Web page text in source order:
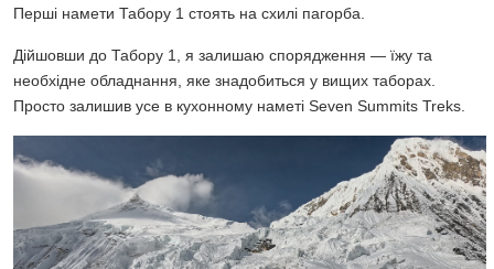
Перші намети Табору 1 стоять на схилі пагорба.
Дійшовши до Табору 1, я залишаю спорядження — їжу та
необхідне обладнання, яке знадобиться у вищих таборах.
Просто залишив усе в кухонному наметі Seven Summits Treks.